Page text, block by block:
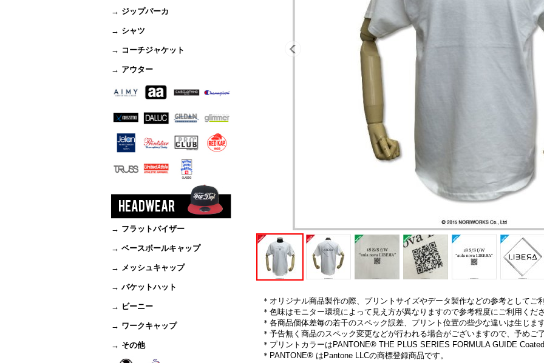
→ ジップパーカ
→ シャツ
→ コーチジャケット
→ アウター
→ フラットバイザー
→ ベースボールキャップ
→ メッシュキャップ
→ バケットハット
→ ビーニー
→ ワークキャップ
→ その他
＊オリジナル商品製作の際、プリントサイズやデータ製作などの参考としてご
＊色味はモニター環境によって見え方が異なりますので参考程度にご利用くださ
＊各商品個体差毎の若干のスペック誤差、プリント位置の些少な違いは生じま
＊予告無く商品のスペック変更などが行われる場合がございますので、予めご
＊プリントカラーはPANTONE® THE PLUS SERIES FORMULA GUIDE
＊PANTONE® はPantone LLCの商標登録商品です。